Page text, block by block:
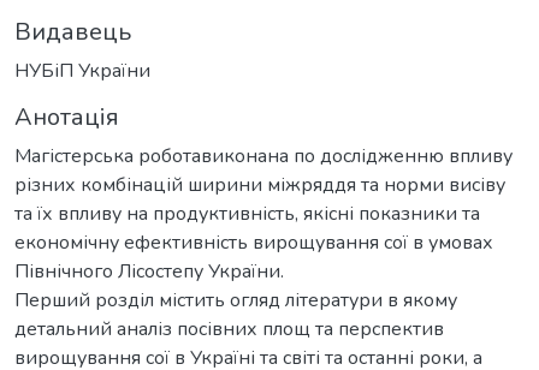
Видавець
НУБіП України
Анотація
Магістерська роботавиконана по дослідженню впливу
різних комбінацій ширини міжряддя та норми висіву
та їх впливу на продуктивність, якісні показники та
економічну ефективність вирощування сої в умовах
Північного Лісостепу України.
Перший розділ містить огляд літератури в якому
детальний аналіз посівних площ та перспектив
вирощування сої в Україні та світі та останні роки, а